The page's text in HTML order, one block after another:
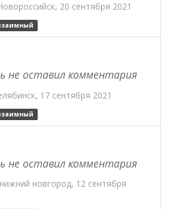
20 сентября 2021
не оставил комментария
17 сентября 2021
не оставил комментария
новгород, 12 сентября